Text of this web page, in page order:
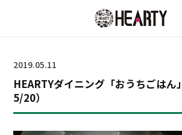
チラシ情報
2019.05.11
HEARTYダイニング「おうちごはん
5/20）